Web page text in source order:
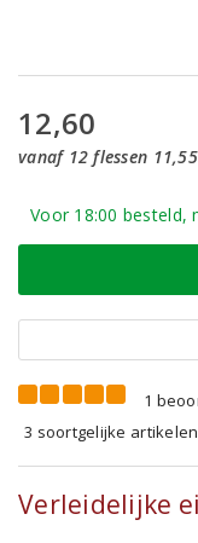
12,60
vanaf 12 flessen
Voor 18:00 besteld,
1
3 soortgelijke
Verleidelijke